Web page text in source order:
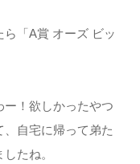
「A賞 オーズ ビッ
！欲しかったやつ
⾃宅に帰って弟た
たね。